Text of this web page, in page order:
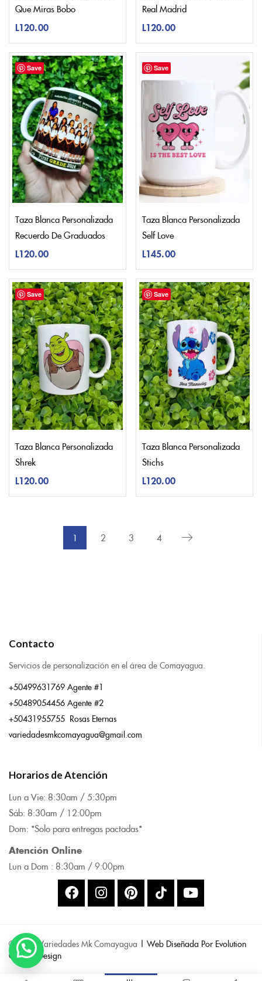
Que Miras Bobo
L120.00
Real Madrid
L120.00
Save
Taza Blanca Personalizada
Recuerdo De Graduados
L120.00
Save
Taza Blanca Personalizada
Self Love
L145.00
Save
Taza Blanca Personalizada
Shrek
L120.00
Save
Taza Blanca Personalizada
Stichs
L120.00
1 2 3 4
Contacto
Servicios de personalización en el área de Comayagua.
+50499631769 Agente #1
+50489054456 Agente #2
+50431955755 Rosas Eternas
variedadesmkcomayagua@gmail.com
Horarios de Atención
Lun a Vie: 8:30am / 5:30pm
Sáb: 8:30am / 12:00pm
Dom: *Solo para entregas pactadas*
Atención Online
Lun a Dom : 8:30am / 9:00pm
© 2025 Variedades Mk Comayagua | Web Diseñada Por Evolution
Code & Design